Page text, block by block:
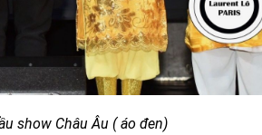
show Châu Âu ( áo đen)